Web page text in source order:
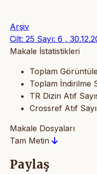
Arşiv
Cilt: 25 Sayı: 6 ,
Makale İstatistikleri
Toplam
Toplam İndirilme
TR Dizin Atıf
Crossref Atıf
Makale Dosyaları
Tam Metin
Paylaş